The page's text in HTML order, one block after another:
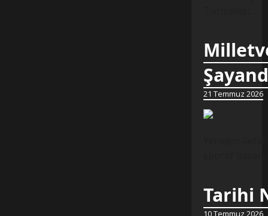
21 Temmuz 2026
Tarihi
10 Temmuz 2026